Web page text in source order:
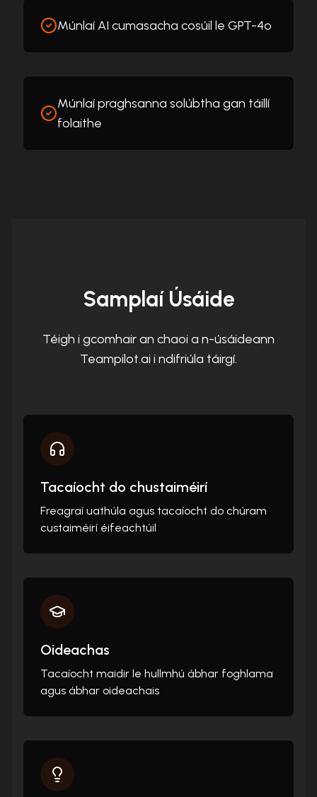
Múnlaí AI cumasacha cosúil le GPT-4o
Múnlaí praghsanna solúbtha gan táillí
folaithe
Samplaí Úsáide
Téigh i gcomhair an chaoi a n-úsáideann
Teampilot.ai i ndifriúla táirgí.
Tacaíocht do chustaiméirí
Freagraí uathúla agus tacaíocht do chúram
custaiméirí éifeachtúil
Oideachas
Tacaíocht maidir le hullmhú ábhar foghlama
agus ábhar oideachais